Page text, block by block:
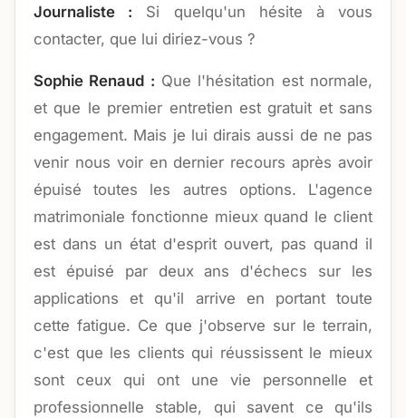
Journaliste : Si quelqu'un hésite à vous
contacter, que lui diriez-vous ?
Sophie Renaud : Que l'hésitation est normale,
et que le premier entretien est gratuit et sans
engagement. Mais je lui dirais aussi de ne pas
venir nous voir en dernier recours après avoir
épuisé toutes les autres options. L'agence
matrimoniale fonctionne mieux quand le client
est dans un état d'esprit ouvert, pas quand il
est épuisé par deux ans d'échecs sur les
applications et qu'il arrive en portant toute
cette fatigue. Ce que j'observe sur le terrain,
c'est que les clients qui réussissent le mieux
sont ceux qui ont une vie personnelle et
professionnelle stable, qui savent ce qu'ils